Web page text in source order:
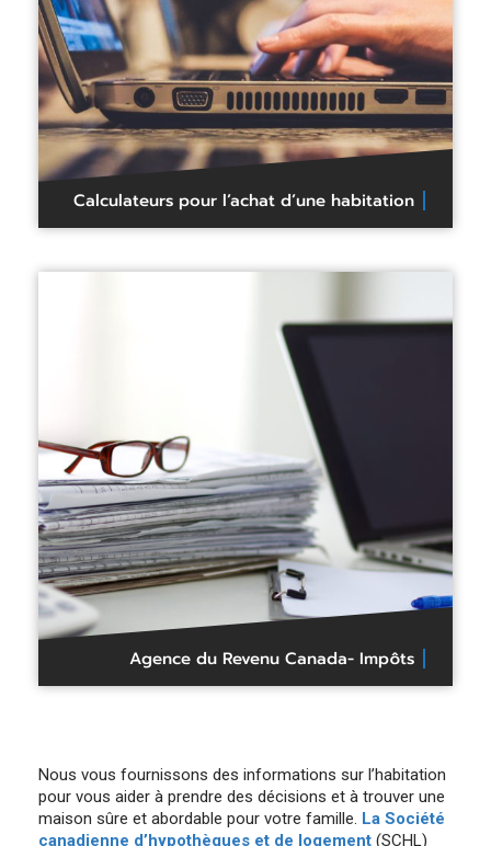
Calculateurs pour l’achat d’une habitation
Agence du Revenu Canada- Impôts
Nous vous fournissons des informations sur l’habitation
pour vous aider à prendre des décisions et à trouver une
maison sûre et abordable pour votre famille. La Société
canadienne d’hypothèques et de logement (SCHL)